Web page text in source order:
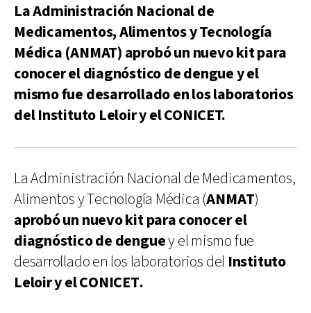
La Administración Nacional de
Medicamentos, Alimentos y Tecnología
Médica (ANMAT) aprobó un nuevo kit para
conocer el diagnóstico de dengue y el
mismo fue desarrollado en los laboratorios
del Instituto Leloir y el CONICET.
La Administración Nacional de Medicamentos,
Alimentos y Tecnología Médica (ANMAT)
aprobó un nuevo kit para conocer el
diagnóstico de denguey el mismo fue
desarrollado en los laboratorios del Instituto
Leloir y el CONICET.